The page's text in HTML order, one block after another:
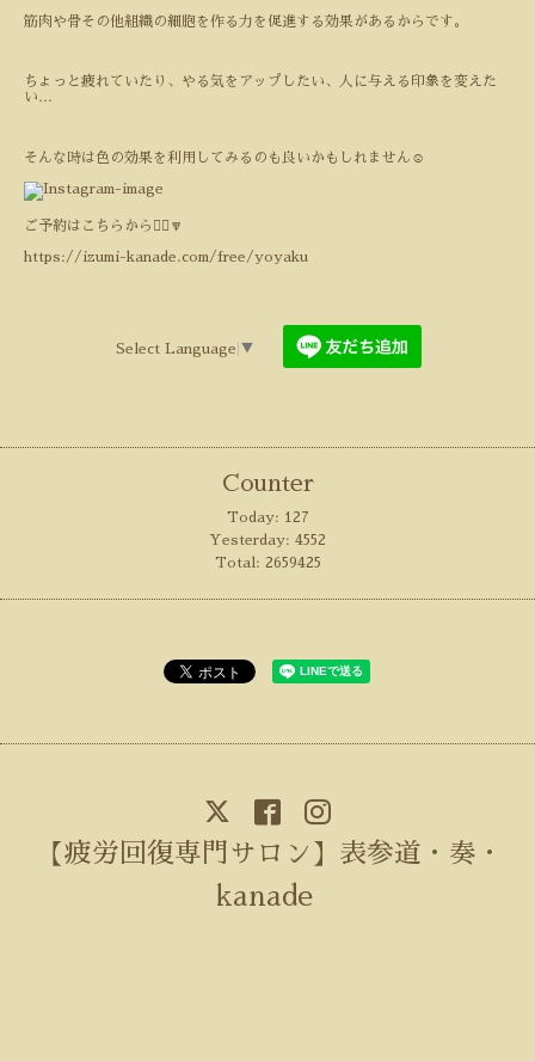
筋肉や骨その他組織の細胞を作る力を促進する効果があるからです。
ちょっと疲れていたり、やる気をアップしたい、人に与える印象を変えた
い…
そんな時は色の効果を利用してみるのも良いかもしれません ☺️
ご予約はこちらから💁‍♀️🔽
https://izumi-kanade.com/free/yoyaku
Select Language ▼
Counter
Today: 127
Yesterday: 4552
Total: 2659425
【疲労回復専門サロン】表参道・奏・
kanade